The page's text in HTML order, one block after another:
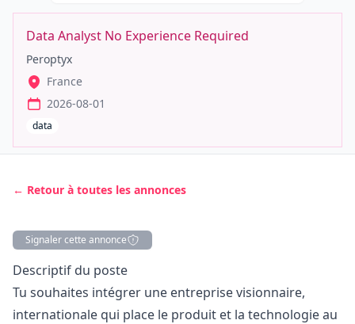
Data Analyst No Experience Required
Peroptyx
France
2026-08-01
data
← Retour à toutes les annonces
Signaler cette annonce
Description
Descriptif du poste
Tu souhaites intégrer une entreprise visionnaire,
internationale qui place le produit et la technologie au